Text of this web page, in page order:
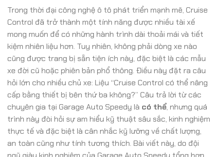
Trong thời đại công nghệ ô tô phát triển mạnh mẽ, Cruise
Control đã trở thành một tính năng được nhiều tài xế
mong muốn để có những hành trình dài thoải mái và tiết
kiệm nhiên liệu hơn. Tuy nhiên, không phải dòng xe nào
cũng được trang bị sẵn tiện ích này, đặc biệt là các mẫu
xe đời cũ hoặc phiên bản phổ thông. Điều này đặt ra câu
hỏi lớn cho nhiều chủ xe: Liệu “Cruise Control có thể nâng
cấp bằng thiết bị bên thứ ba không?” Câu trả lời từ các
chuyên gia tại Garage Auto Speedy là có thể, nhưng quá
trình này đòi hỏi sự am hiểu kỹ thuật sâu sắc, kinh nghiệm
thực tế và đặc biệt là cân nhắc kỹ lưỡng về chất lượng,
an toàn cũng như tính tương thích. Bài viết này, do đội